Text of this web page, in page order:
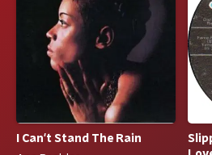
I Can't Stand The Rain